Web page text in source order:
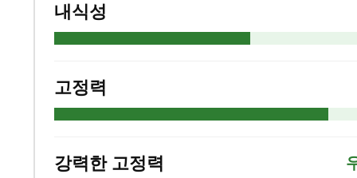
내식성
고정력
강력한 고정력